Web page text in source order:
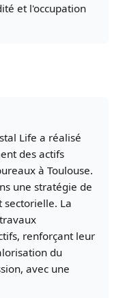
et l'occupation
Life a réalisé
des actifs
à Toulouse.
une stratégie de
La
renforçant leur
du
avec une